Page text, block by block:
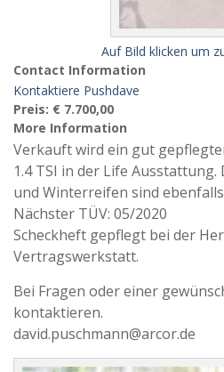
Auf Bild klicken um
Contact Information
Kontaktiere Pushdave
Preis: € 7.700,00
More Information
Verkauft wird ein gut
1.4 TSI in der Life Ausstattung.
und Winterreifen sind
Nächster TÜV: 05/2020
Scheckheft gepflegt bei der
Vertragswerkstatt.
Bei Fragen oder einer
kontaktieren.
david.puschmann@arcor.de